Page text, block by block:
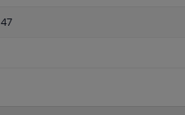
47